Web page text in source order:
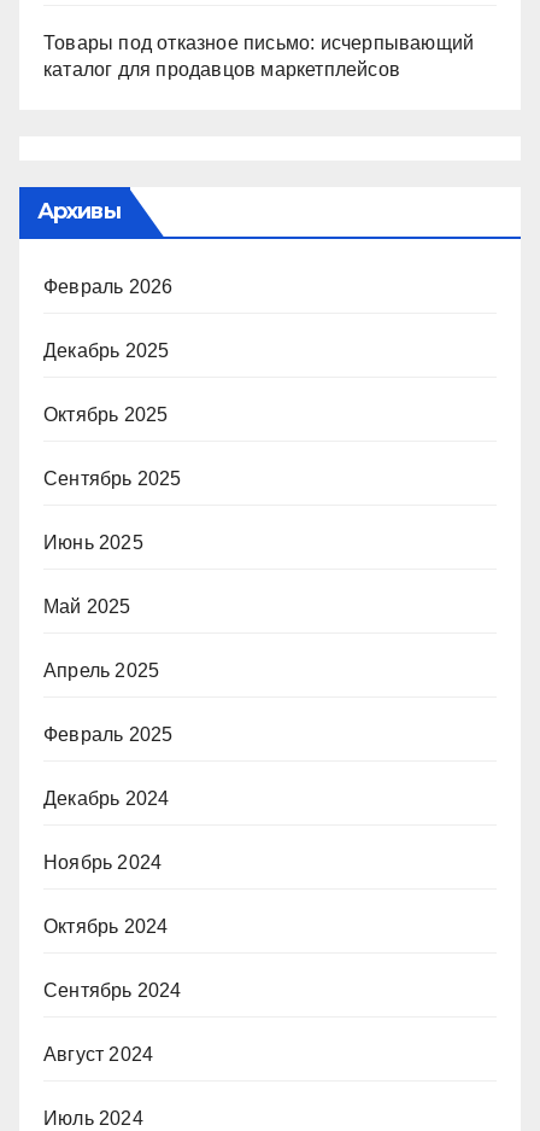
Товары под отказное письмо: исчерпывающий
каталог для продавцов маркетплейсов
Архивы
Февраль 2026
Декабрь 2025
Октябрь 2025
Сентябрь 2025
Июнь 2025
Май 2025
Апрель 2025
Февраль 2025
Декабрь 2024
Ноябрь 2024
Октябрь 2024
Сентябрь 2024
Август 2024
Июль 2024